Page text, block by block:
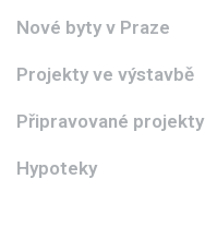
Nové byty v Praze
Projekty ve výstavbě
Připravované projekty
Hypoteky